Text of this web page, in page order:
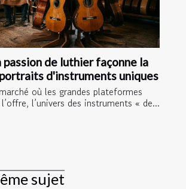
passion de luthier façonne la
d'instruments uniques
où les grandes plateformes
l’univers des instruments « de...
sujet